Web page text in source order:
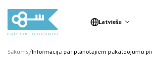
Latviešu
Sākums/Informācija par plānotajiem pakalpojumu